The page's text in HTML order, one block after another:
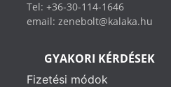
Tel: +36-30-114-1646
email: zenebolt@kalaka.hu
GYAKORI KÉRDÉSEK
Fizetési módok